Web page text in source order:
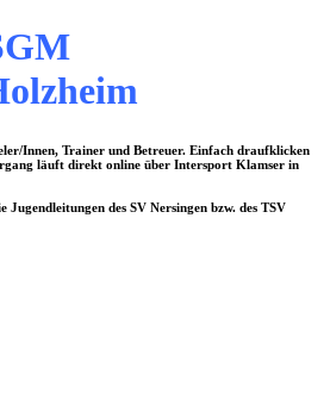
Innen, Trainer und Betreuer. Einfach draufklicken
läuft direkt online über Intersport Klamser in
Jugendleitungen des SV Nersingen bzw. des TSV